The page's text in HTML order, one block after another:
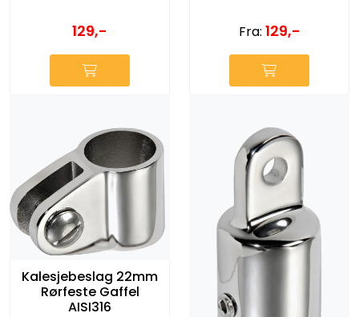
129,- Fra: 129,-
Kalesjebeslag 22mm
Rørfeste Gaffel
AISI316